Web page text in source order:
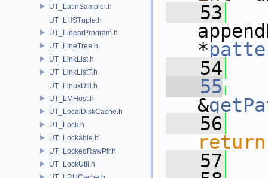
UT_LatinSampler.h
UT_LHSTuple.h
UT_LinearProgram.h
UT_LineTree.h
UT_LinkList.h
UT_LinkListT.h
UT_LinuxUtil.h
UT_LMHost.h
UT_LocalDiskCache.h
UT_Lock.h
UT_Lockable.h
UT_LockedRawPtr.h
UT_LockUtil.h
   53
*
   54
   55
&
   56
return
   57